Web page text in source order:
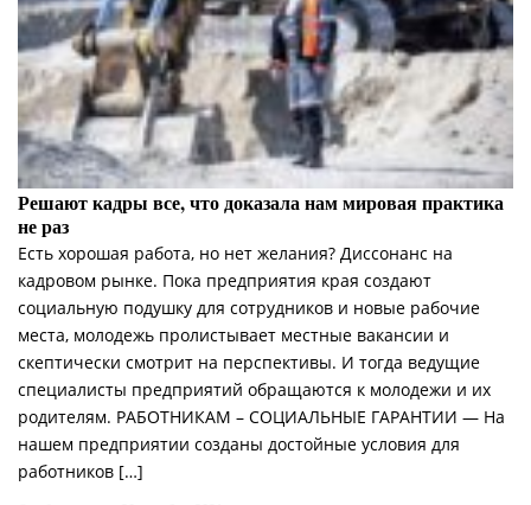
Решают кадры все, что доказала нам мировая практика
не раз
Есть хорошая работа, но нет желания? Диссонанс на
кадровом рынке. Пока предприятия края создают
социальную подушку для сотрудников и новые рабочие
места, молодежь пролистывает местные вакансии и
скептически смотрит на перспективы. И тогда ведущие
специалисты предприятий обращаются к молодежи и их
родителям. РАБОТНИКАМ – СОЦИАЛЬНЫЕ ГАРАНТИИ — На
нашем предприятии созданы достойные условия для
работников […]